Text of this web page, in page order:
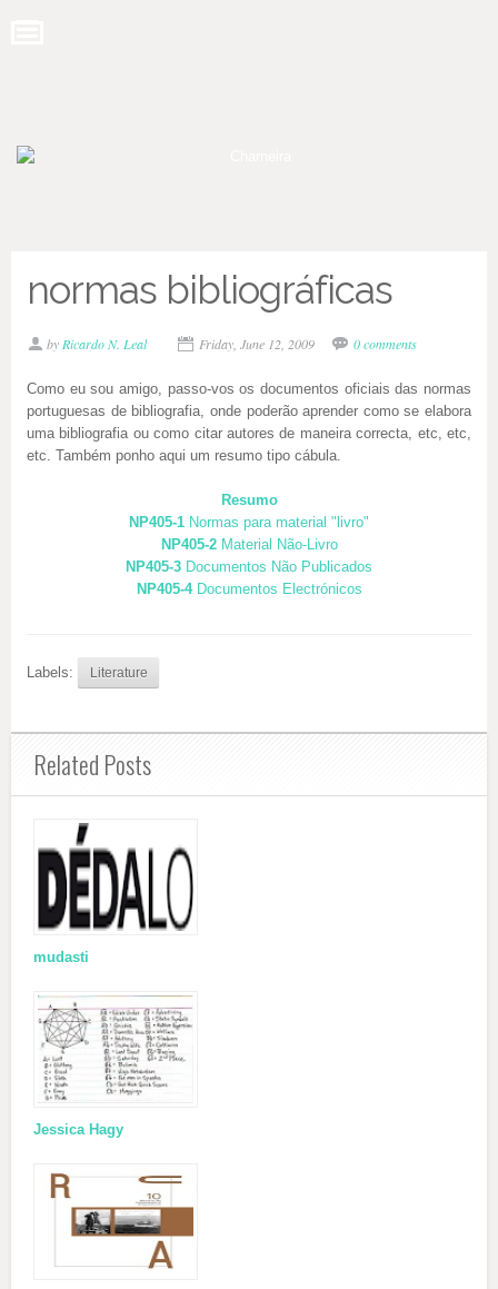
normas bibliográficas
by Ricardo N. Leal Friday, June 12, 2009 0 comments
Como eu sou amigo, passo-vos os documentos oficiais das normas
portuguesas de bibliografia, onde poderão aprender como se elabora
uma bibliografia ou como citar autores de maneira correcta, etc, etc,
etc. Também ponho aqui um resumo tipo cábula.
Resumo
NP405-1 Normas para material "livro"
NP405-2Material Não-Livro
NP405-3 Documentos Não Publicados
NP405-4Documentos Electrónicos
Labels: Literature
Related Posts
mudasti
Jessica Hagy